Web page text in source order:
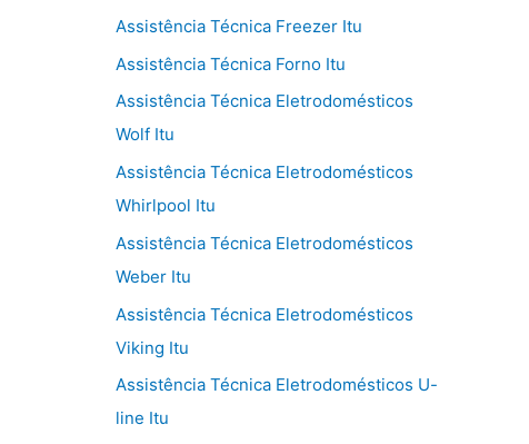
Assistência Técnica Freezer Itu
Assistência Técnica Forno Itu
Assistência Técnica Eletrodomésticos
Wolf Itu
Assistência Técnica Eletrodomésticos
Whirlpool Itu
Assistência Técnica Eletrodomésticos
Weber Itu
Assistência Técnica Eletrodomésticos
Viking Itu
Assistência Técnica Eletrodomésticos U-
line Itu